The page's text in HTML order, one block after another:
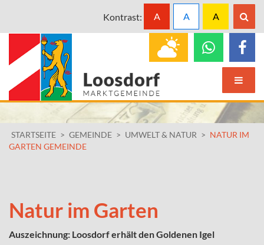
Kontrast: A A A
STARTSEITE > GEMEINDE > UMWELT & NATUR > NATUR IM
GARTEN GEMEINDE
Natur im Garten
Auszeichnung: Loosdorf erhält den Goldenen Igel